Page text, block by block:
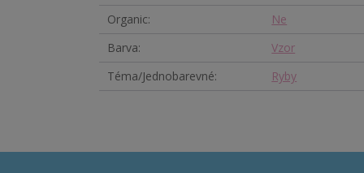
Organic
Ne
Barva
Vzor
Téma/Jednobarevné
Ryby